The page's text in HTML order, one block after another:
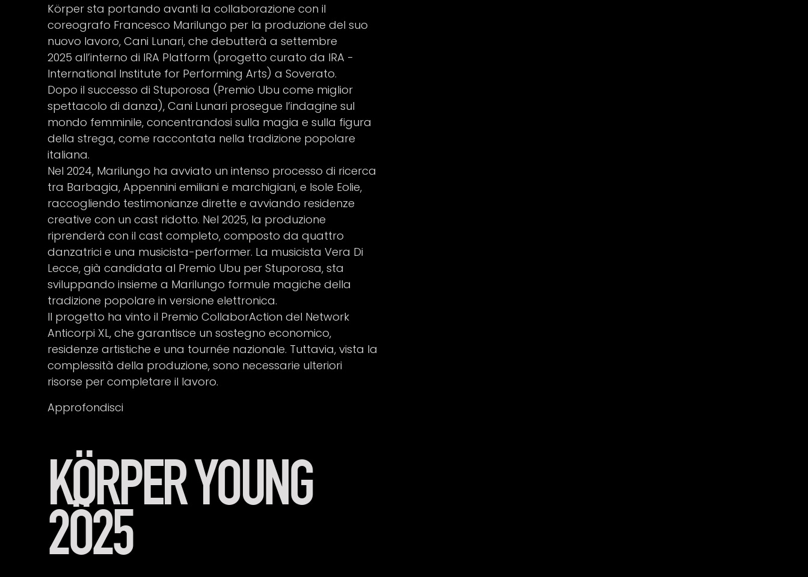
Körper sta portando avanti la collaborazione con il
coreografo Francesco Marilungo per la produzione del suo
nuovo lavoro, Cani Lunari, che debutterà a settembre
2025 all’interno di IRA Platform (progetto curato da IRA -
International Institute for Performing Arts) a Soverato.
Dopo il successo di Stuporosa (Premio Ubu come miglior
spettacolo di danza), Cani Lunari prosegue l’indagine sul
mondo femminile, concentrandosi sulla magia e sulla figura
della strega, come raccontata nella tradizione popolare
italiana.
Nel 2024, Marilungo ha avviato un intenso processo di ricerca
tra Barbagia, Appennini emiliani e marchigiani, e Isole Eolie,
raccogliendo testimonianze dirette e avviando residenze
creative con un cast ridotto. Nel 2025, la produzione
riprenderà con il cast completo, composto da quattro
danzatrici e una musicista-performer. La musicista Vera Di
Lecce, già candidata al Premio Ubu per Stuporosa, sta
sviluppando insieme a Marilungo formule magiche della
tradizione popolare in versione elettronica.
Il progetto ha vinto il Premio CollaborAction del Network
Anticorpi XL, che garantisce un sostegno economico,
residenze artistiche e una tournée nazionale. Tuttavia, vista la
complessità della produzione, sono necessarie ulteriori
risorse per completare il lavoro.
Approfondisci
KÖRPER YOUNG
2Ö25